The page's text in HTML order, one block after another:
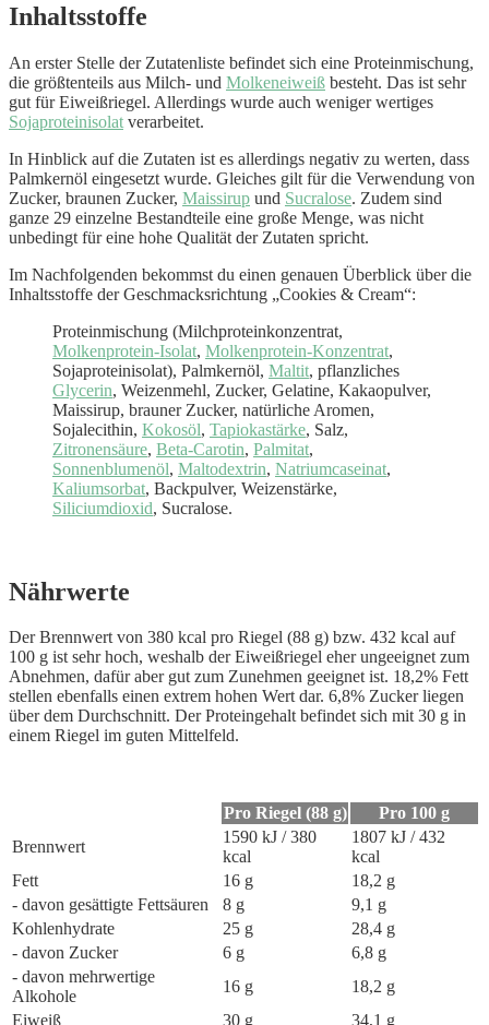
Inhaltsstoffe
An erster Stelle der Zutatenliste befindet sich eine Proteinmischung,
die größtenteils aus Milch- und Molkeneiweiß besteht. Das ist sehr
gut für Eiweißriegel. Allerdings wurde auch weniger wertiges
Sojaproteinisolat verarbeitet.
In Hinblick auf die Zutaten ist es allerdings negativ zu werten, dass
Palmkernöl eingesetzt wurde. Gleiches gilt für die Verwendung von
Zucker, braunen Zucker, Maissirup und Sucralose. Zudem sind
ganze 29 einzelne Bestandteile eine große Menge, was nicht
unbedingt für eine hohe Qualität der Zutaten spricht.
Im Nachfolgenden bekommst du einen genauen Überblick über die
Inhaltsstoffe der Geschmacksrichtung „Cookies & Cream“:
Proteinmischung (Milchproteinkonzentrat,
Molkenprotein-Isolat, Molkenprotein-Konzentrat,
Sojaproteinisolat), Palmkernöl, Maltit, pflanzliches
Glycerin, Weizenmehl, Zucker, Gelatine, Kakaopulver,
Maissirup, brauner Zucker, natürliche Aromen,
Sojalecithin, Kokosöl, Tapiokastärke, Salz,
Zitronensäure, Beta-Carotin, Palmitat,
Sonnenblumenöl, Maltodextrin, Natriumcaseinat,
Kaliumsorbat, Backpulver, Weizenstärke,
Siliciumdioxid, Sucralose.
Nährwerte
Der Brennwert von 380 kcal pro Riegel (88 g) bzw. 432 kcal auf
100 g ist sehr hoch, weshalb der Eiweißriegel eher ungeeignet zum
Abnehmen, dafür aber gut zum Zunehmen geeignet ist. 18,2% Fett
stellen ebenfalls einen extrem hohen Wert dar. 6,8% Zucker liegen
über dem Durchschnitt. Der Proteingehalt befindet sich mit 30 g in
einem Riegel im guten Mittelfeld.
Pro Riegel (88 g)
Pro 100 g
Brennwert
1590 kJ / 380
kcal
1807 kJ / 432
kcal
Fett
16 g
18,2 g
- davon gesättigte Fettsäuren
8 g
9,1 g
Kohlenhydrate
25 g
28,4 g
- davon Zucker
6 g
6,8 g
- davon mehrwertige
Alkohole
16 g
18,2 g
Eiweiß
30 g
34,1 g